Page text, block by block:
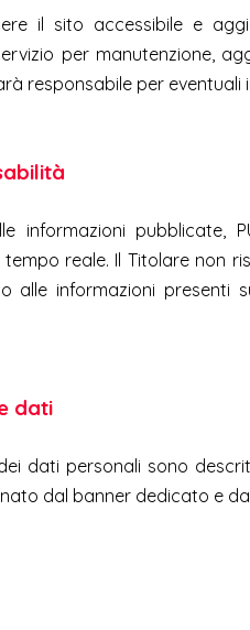
il sito accessibile e
per manutenzione,
responsabile per
informazioni pubblicate,
reale. Il Titolare non
alle informazioni presenti
dati
dati personali sono
dal banner dedicato e